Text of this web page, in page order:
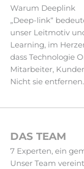
Warum Deeplink
„Deep-link“
unser Leitmotiv
Learning, im
dass Technologie
Mitarbeiter,
Nicht sie entfernen.
DAS TEAM
7 Experten, ein
Unser Team